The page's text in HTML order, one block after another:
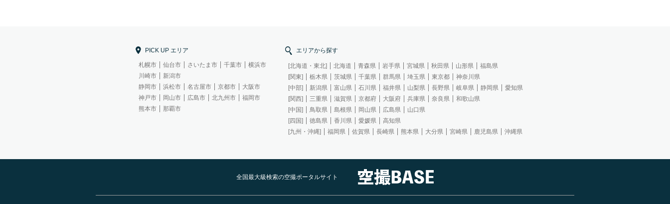
PICK UP エリア
札幌市 仙台市 さいたま市 千葉市
横浜市
川崎市
新潟市
静岡市
浜松市 名古屋市 京都市
大阪市
神戸市
岡山市 広島市 北九州市
福岡市
熊本市
那覇市
エリアから探す
[北海道・東北] 北海道 青森県 岩手県 宮城県 秋田県 山形県
福島県
[関東]
栃木県 茨城県 千葉県 群馬県 埼玉県 東京都
神奈川県
[中部]
新潟県 富山県 石川県 福井県 山梨県 長野県 岐阜県 静岡県
愛知県
[関西]
三重県 滋賀県 京都府 大阪府 兵庫県 奈良県
和歌山県
[中国]
鳥取県 島根県 岡山県 広島県
山口県
[四国]
徳島県 香川県 愛媛県
高知県
[九州・沖縄]
福岡県 佐賀県 長崎県 熊本県 大分県 宮崎県 鹿児島県 沖縄県
全国最大級検索の空撮ポータルサイト